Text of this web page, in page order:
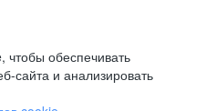
обеспечивать
сайта и анализировать